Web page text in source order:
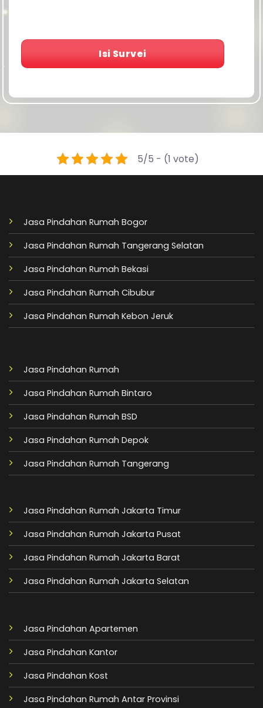
Isi Survei
5/5 - (1 vote)
Jasa Pindahan Rumah Bogor
Jasa Pindahan Rumah Tangerang Selatan
Jasa Pindahan Rumah Bekasi
Jasa Pindahan Rumah Cibubur
Jasa Pindahan Rumah Kebon Jeruk
Jasa Pindahan Rumah
Jasa Pindahan Rumah Bintaro
Jasa Pindahan Rumah BSD
Jasa Pindahan Rumah Depok
Jasa Pindahan Rumah Tangerang
Jasa Pindahan Rumah Jakarta Timur
Jasa Pindahan Rumah Jakarta Pusat
Jasa Pindahan Rumah Jakarta Barat
Jasa Pindahan Rumah Jakarta Selatan
Jasa Pindahan Apartemen
Jasa Pindahan Kantor
Jasa Pindahan Kost
Jasa Pindahan Rumah Antar Provinsi